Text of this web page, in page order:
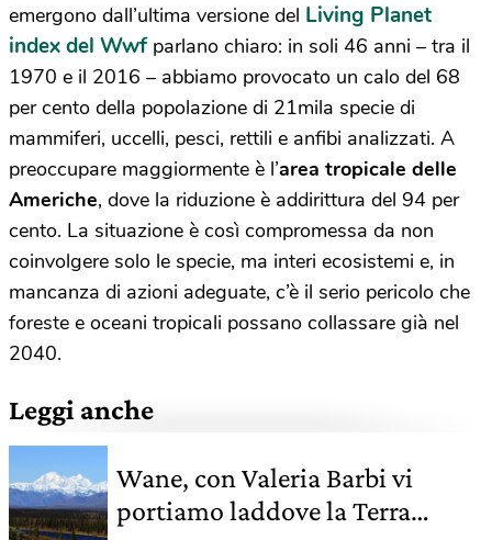
emergono dall’ultima versione del Living Planet
index del Wwfparlano chiaro: in soli 46 anni – tra il
1970 e il 2016 – abbiamo provocato un calo del 68
per cento della popolazione di 21mila specie di
mammiferi, uccelli, pesci, rettili e anfibi analizzati. A
preoccupare maggiormente è l’area tropicale delle
Americhe, dove la riduzione è addirittura del 94 per
cento. La situazione è così compromessa da non
coinvolgere solo le specie, ma interi ecosistemi e, in
mancanza di azioni adeguate, c’è il serio pericolo che
foreste e oceani tropicali possano collassare già nel
2040.
Leggi anche
Wane, con Valeria Barbi vi
portiamo laddove la Terra